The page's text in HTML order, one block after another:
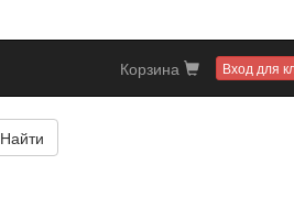
Вход для
Корзина
Найти